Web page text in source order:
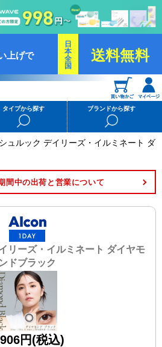
上げで
日
本
全
国
送料無料
タイプから探す ブランドから探す
ュルック デイリーズ・イルミネート ダ
間中の出荷と営業について
リーズ・イルミネート ダイヤモ
ンドブラック
円(税込)